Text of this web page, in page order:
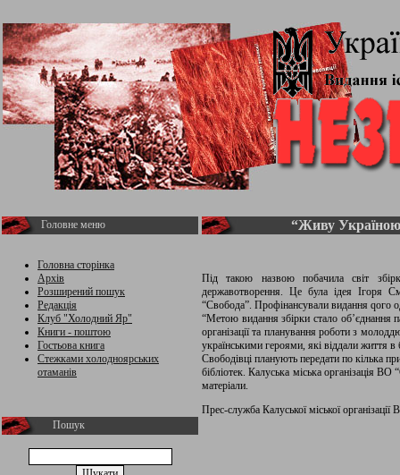
Головне меню
Головна сторінка
Архів
Розширений пошук
Редакція
Клуб "Холодний Яр"
Книги - поштою
Гостьова книга
Стежками холодноярських
отаманів
Пошук
“Живу
Під такою назвою побачила світ
державотворення. Це була ідея Ігоря
“Свобода”. Профінансували видання
“Метою видання збірки стало об’єднання
організації та планування роботи з
українськими героями, які віддали життя
Свободівці планують передати по кілька
бібліотек. Калуська міська організація
матеріали.
Прес-служба Калуської міської